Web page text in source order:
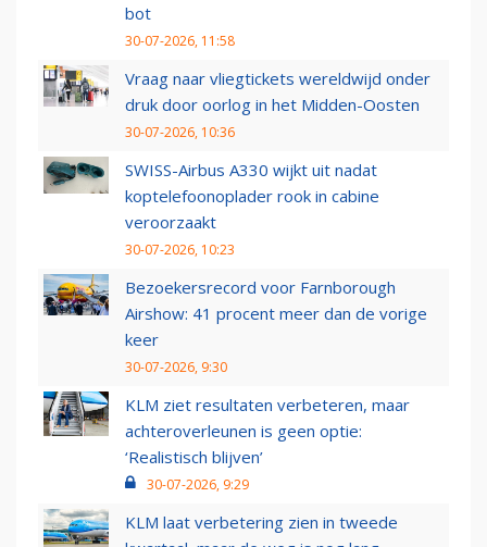
bot
30-07-2026, 11:58
Vraag naar vliegtickets wereldwijd onder
druk door oorlog in het Midden-Oosten
30-07-2026, 10:36
SWISS-Airbus A330 wijkt uit nadat
koptelefoonoplader rook in cabine
veroorzaakt
30-07-2026, 10:23
Bezoekersrecord voor Farnborough
Airshow: 41 procent meer dan de vorige
keer
30-07-2026, 9:30
KLM ziet resultaten verbeteren, maar
achteroverleunen is geen optie:
‘Realistisch blijven’
30-07-2026, 9:29
KLM laat verbetering zien in tweede